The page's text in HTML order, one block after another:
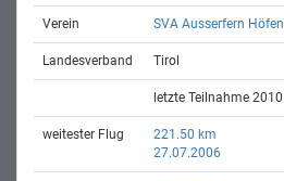
Verein SVA Ausserfern Höfen
Landesverband Tirol
letzte Teilnahme 2010
weitester Flug
221.50 km
27.07.2006